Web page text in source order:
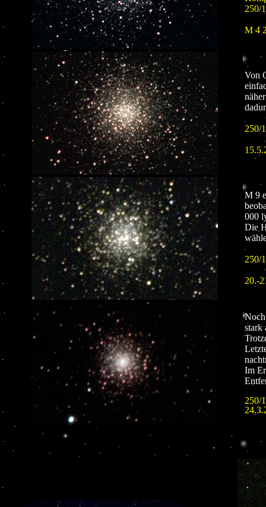
250/
M 4
Von
250/
M 9
000
Die
250/
20.-
stark
Im
250/